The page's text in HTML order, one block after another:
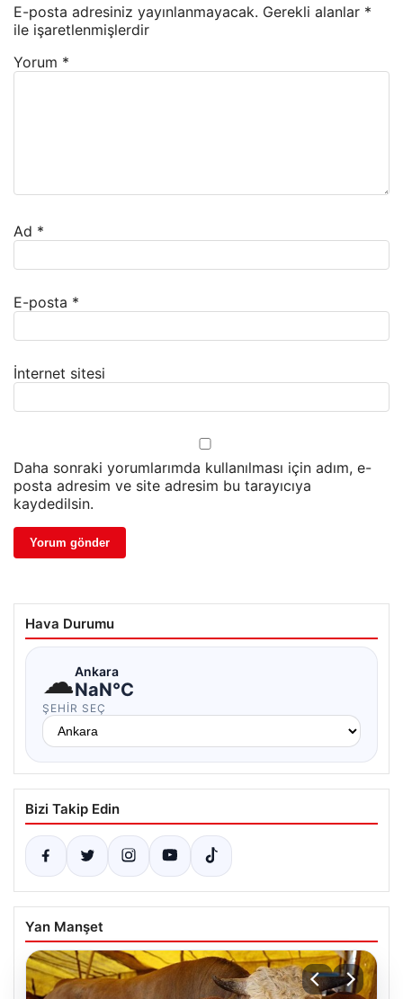
E-posta adresiniz yayınlanmayacak. Gerekli alanlar *
ile işaretlenmişlerdir
Yorum *
Ad *
E-posta *
İnternet sitesi
Daha sonraki yorumlarımda kullanılması için adım, e-
posta adresim ve site adresim bu tarayıcıya
kaydedilsin.
Hava Durumu
☁Ankara
NaN°C
ŞEHIR SEÇ
Bizi Takip Edin
Yan Manşet